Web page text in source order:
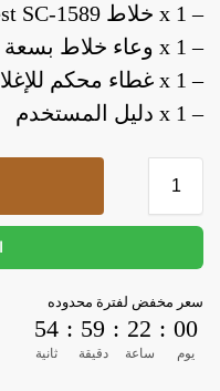
– 1 x خلاط Silver Crest SC-1589
– x 1 وعاء خلاط بسعة كبيرة
– 1 x غطاء محكم للإغلاق
– 1 x دليل المستخدم
سعر مخفض لفترة محدوده
00
يوم
:
22
ساعة
:
59
دقيقة
:
53
ثانية